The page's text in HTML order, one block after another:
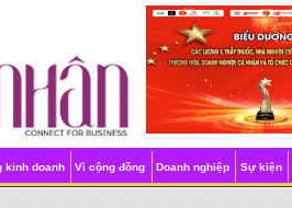
kinh doanh Vì cộng đồng Doanh nghiệp Sự kiện